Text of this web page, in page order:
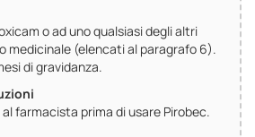
o ad uno qualsiasi degli altri
medicinale (elencati al paragrafo 6).
di gravidanza.
farmacista prima di usare Pirobec.